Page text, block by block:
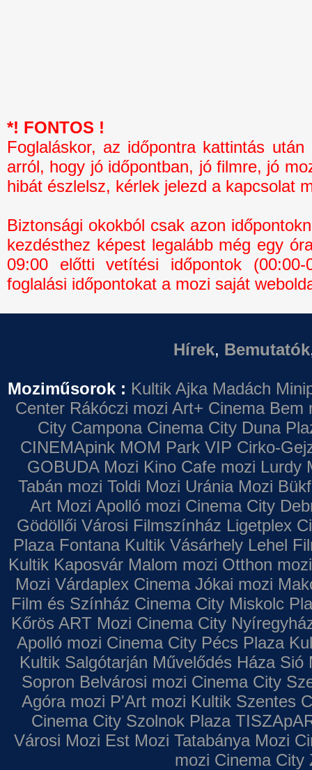
*! FONTOS !
Foglaláskor, az időpontra kattintás
arról, hogy jó időpontban, jó filmre, jó
hibát észlelsz, kérlek jelezd a kapcsolat
Biztonsági okokból csak azon
kezdésthez képest legalább még egy
09:00 előtti vetítési időpontok
foglalási időpontokat a mozi saját
Hírek, Bemutatók
Moziműsorok : Kultik Ajka Madách
Center Rákóczi mozi Art+ Cinema Bem
City Campona Cinema City Duna
CINEMApink MOM Park VIP Cirko-
GOBUDA Mozi Kino Cafe mozi Lurdy
Tabán mozi Toldi Mozi Uránia Mozi
Art Mozi Apolló mozi Cinema City
Gödöllői Városi Filmszínház Ligetplex
Plaza Fontana Kultik Vásárhely Lehel
Kultik Kaposvár Malom mozi Otthon mozi
Mozi Várdaplex Cinema Jókai mozi
Film és Színház Cinema City Miskolc
Kőrös ART Mozi Cinema City
Apolló mozi Cinema City Pécs Plaza
Kultik Salgótarján Művelődés Háza Sió
Sopron Belvárosi mozi Cinema City
Agóra mozi P'Art mozi Kultik Szentes
Cinema City Szolnok Plaza
Városi Mozi Est Mozi Tatabánya Mozi
mozi Cinema City